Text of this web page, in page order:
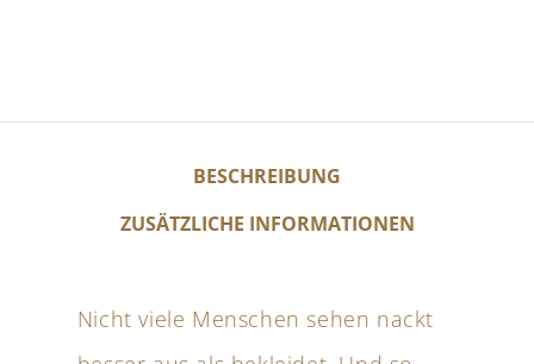
BESCHREIBUNG
ZUSÄTZLICHE INFORMATIONEN
Nicht viele Menschen sehen nackt